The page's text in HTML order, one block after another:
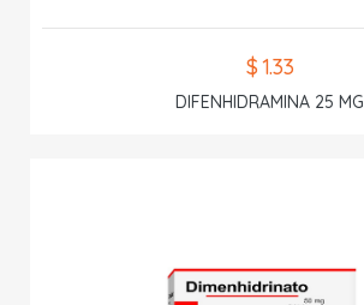
$ 1.33
DIFENHIDRAMINA 25 MG